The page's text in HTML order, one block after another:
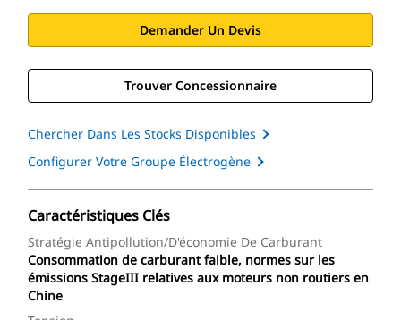
Demander Un Devis
Trouver Concessionnaire
Chercher Dans Les Stocks Disponibles
Configurer Votre Groupe Électrogène
Caractéristiques Clés
Stratégie Antipollution/d'économie De Carburant
Consommation de carburant faible, normes sur les
émissions StageIII relatives aux moteurs non routiers en
Chine